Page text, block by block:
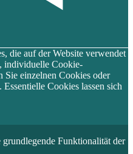
die auf der Website verwendet
individuelle Cookie-
Sie einzelnen Cookies oder
Cookies lassen sich
Funktionalität der